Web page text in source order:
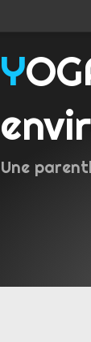
YOGA sur Metz et
Une